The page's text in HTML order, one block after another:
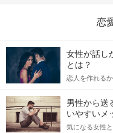
恋
女性が話し
とは？
恋人を作れる
てアプローチ
格的に始めよ
をしっかりと
記事では、女
男性から送
いやすいメ
気になる女性